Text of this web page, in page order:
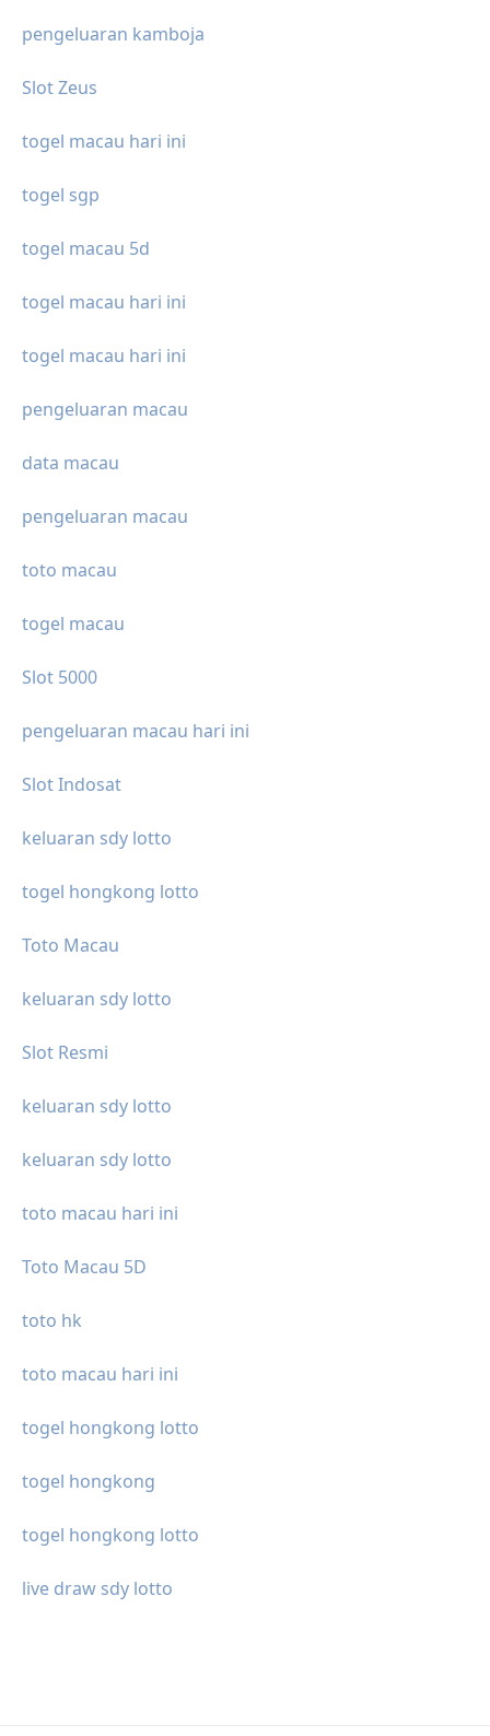
pengeluaran kamboja
Slot Zeus
togel macau hari ini
togel sgp
togel macau 5d
togel macau hari ini
togel macau hari ini
pengeluaran macau
data macau
pengeluaran macau
toto macau
togel macau
Slot 5000
pengeluaran macau hari ini
Slot Indosat
keluaran sdy lotto
togel hongkong lotto
Toto Macau
keluaran sdy lotto
Slot Resmi
keluaran sdy lotto
keluaran sdy lotto
toto macau hari ini
Toto Macau 5D
toto hk
toto macau hari ini
togel hongkong lotto
togel hongkong
togel hongkong lotto
live draw sdy lotto